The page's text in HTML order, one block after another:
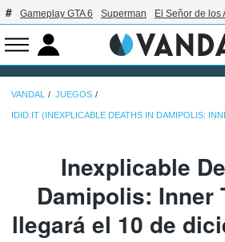
Gameplay GTA 6 Superman El Señor de los
VANDAL JUEGOS
IDID:IT (INEXPLICABLE DEATHS IN DAMIPOLIS:
Inexplicable
Damipolis: Inner
llegará el 10 de